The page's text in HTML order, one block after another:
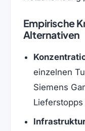
Empirische
Alternativen
einzelnen
Siemens